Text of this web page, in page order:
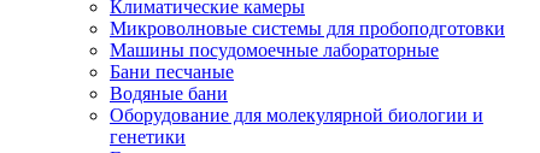
Климатические камеры
Микроволновые системы для пробоподготовки
Машины посудомоечные лабораторные
Бани песчаные
Водяные бани
Оборудование для молекулярной биологии и
генетики